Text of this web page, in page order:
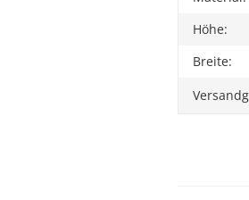
Höhe:
Breite: